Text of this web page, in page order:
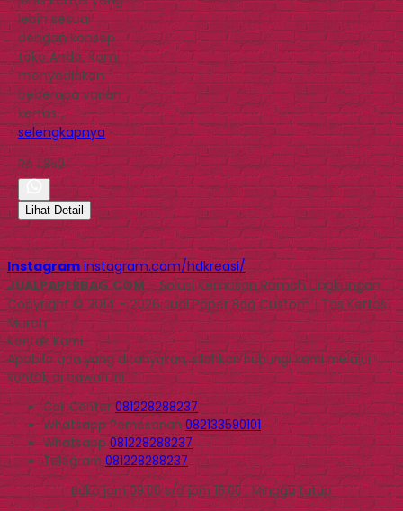
lebih sesuai
dengan konsep
toko Anda. Kami
menyediakan
beberapa varian
kertas…
selengkapnya
Rp 1.850
Lihat Detail
Instagram instagram.com/hdkreasi/
JUALPAPERBAG.COM- Solusi Kemasan Ramah Lingkungan
Copyright © 2014 - 2026 Jual Paper Bag Custom | Tas Kertas
Murah
Kontak Kami
Apabila ada yang ditanyakan, silahkan hubungi kami melalui
kontak di bawah ini.
Call Center081228288237
WhatsappPemesanan 082133590101
Whatsapp081228288237
Telegram081228288237
Buka jam 09.00 s/d jam 16.00 , Minggu tutup